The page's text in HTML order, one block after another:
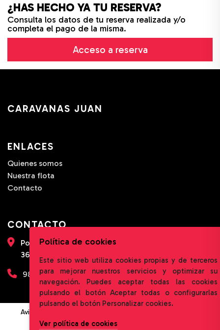
¿HAS HECHO YA TU RESERVA?
Consulta los datos de tu reserva realizada y/o
completa el pago de la misma.
Acceso a reserva
CARAVANAS JUAN
ENLACES
Quienes somos
Nuestra flota
Contacto
CONTACTO
Pol. Ind. A Granxa, PPI-6, Parcela 18
36475 O Porriño (Pontevedra)
986 33 50 04
Aviso legal
Condiciones de alquiler
Política de cookies
Este sitio web utiliza cookies propias y de terceros
para mejorar nuestros servicios y optimizar su
navegación. Puedes aceptar todas las cookies
pulsando el botón Aceptar todas o configurarlas
pulsando el botón Personalizar cookies.
Ver política de cookies